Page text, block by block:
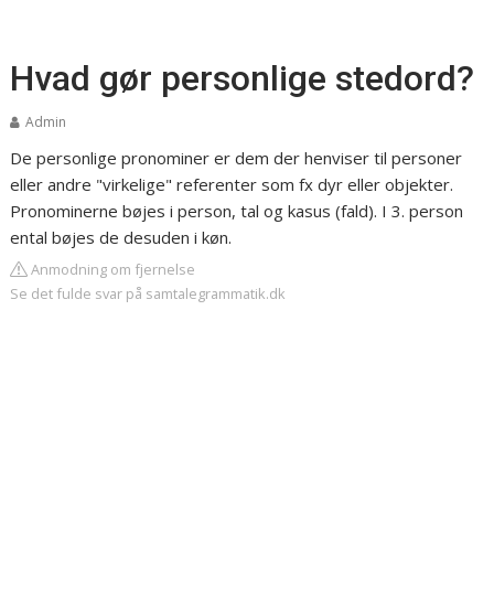
Hvad gør personlige stedord?
Admin
De personlige pronominer er dem der henviser til personer
eller andre "virkelige" referenter som fx dyr eller objekter.
Pronominerne bøjes i person, tal og kasus (fald). I 3. person
ental bøjes de desuden i køn.
Anmodning om fjernelse
Se det fulde svar på samtalegrammatik.dk